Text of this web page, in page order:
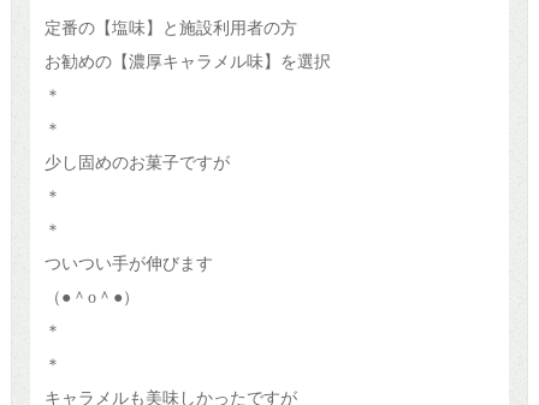
定番の【塩味】と施設利用者の方
お勧めの【濃厚キャラメル味】を選択
＊
＊
少し固めのお菓子ですが
＊
＊
ついつい手が伸びます
（●＾o＾●）
＊
＊
キャラメルも美味しかったですが